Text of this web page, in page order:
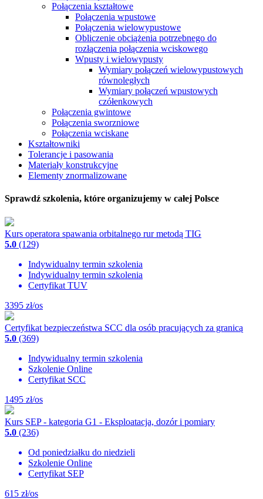
Połączenia kształtowe
Połączenia wpustowe
Połączenia wielowypustowe
Obliczenie obciążenia potrzebnego do
rozłączenia połączenia wciskowego
Wpusty i wielowypusty
Wymiary połączeń wielowypustowych
równoległych
Wymiary połączeń wpustowych
czółenkowych
Połączenia gwintowe
Połączenia sworzniowe
Połączenia wciskane
Kształtowniki
Tolerancje i pasowania
Materiały konstrukcyjne
Elementy znormalizowane
Sprawdź szkolenia, które organizujemy w całej Polsce
Kurs operatora spawania orbitalnego rur metodą TIG
5.0 (129)
Indywidualny termin szkolenia
Indywidualny termin szkolenia
Certyfikat TUV
3395 zł/os
Certyfikat bezpieczeństwa SCC dla osób pracujących za granicą
5.0 (369)
Indywidualny termin szkolenia
Szkolenie Online
Certyfikat SCC
1495 zł/os
Kurs SEP - kategoria G1 - Eksploatacja, dozór i pomiary
5.0 (236)
Od poniedziałku do niedzieli
Szkolenie Online
Certyfikat SEP
615 zł/os